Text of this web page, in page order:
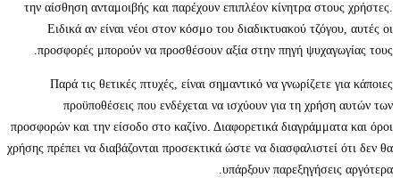
την αίσθηση ανταμοιβής και παρέχουν επιπλέον κίνητρα στους χρήστες.
Ειδικά αν είναι νέοι στον κόσμο του διαδικτυακού τζόγου, αυτές οι
προσφορές μπορούν να προσθέσουν αξία στην πηγή ψυχαγωγίας τους.
Παρά τις θετικές πτυχές, είναι σημαντικό να γνωρίζετε για κάποιες
προϋποθέσεις που ενδέχεται να ισχύουν για τη χρήση αυτών των
προσφορών και την είσοδο στο καζίνο. Διαφορετικά διαγράμματα και όροι
χρήσης πρέπει να διαβάζονται προσεκτικά ώστε να διασφαλιστεί ότι δεν θα
υπάρξουν παρεξηγήσεις αργότερα.